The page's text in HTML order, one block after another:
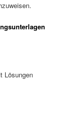
Lösungen